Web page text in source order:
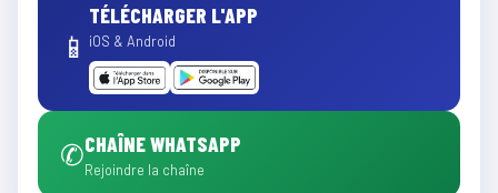
📱
TÉLÉCHARGER L'APP
iOS & Android
✆CHAÎNE WHATSAPP
Rejoindre la chaîne